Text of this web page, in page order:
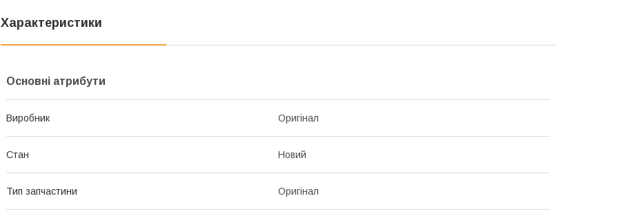
Характеристики
Основні атрибути
Виробник Оригінал
Стан Новий
Тип запчастини Оригінал